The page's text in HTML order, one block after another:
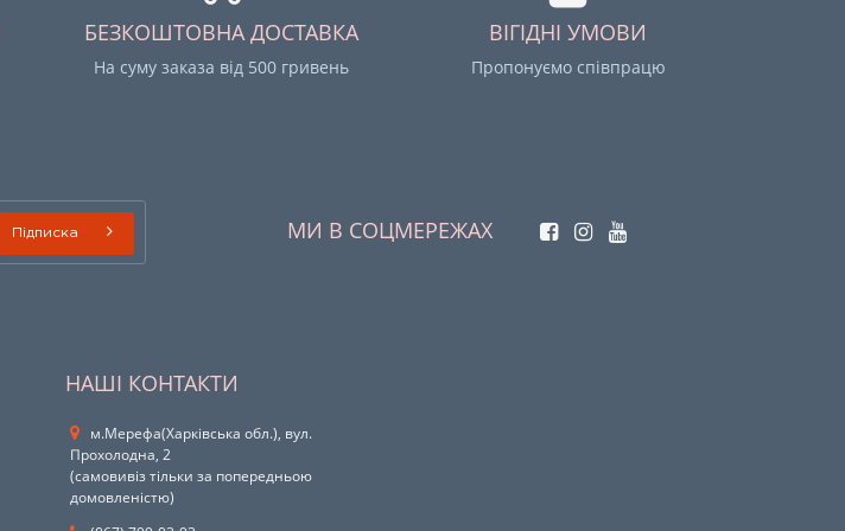
БЕЗКОШТОВНА ДОСТАВКА
На суму заказа від 500 гривень
ВІГІДНІ УМОВИ
Пропонуємо співпрацю
Підписка МИ В СОЦМЕРЕЖАХ
НАШІ КОНТАКТИ
м.Мерефа(Харківська обл.), вул.
Прохолодна, 2
(самовивіз тільки за попередньою
домовленістю)